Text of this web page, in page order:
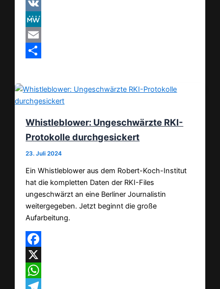
Pinterest
VK
MeWe
Email
Whistleblower: Ungeschwärzte RKI-
Protokolle durchgesickert
23. Juli 2024
Ein Whistleblower aus dem Robert-Koch-Institut
hat die kompletten Daten der RKI-Files
ungeschwärzt an eine Berliner Journalistin
weitergegeben. Jetzt beginnt die große
Aufarbeitung.
Facebook
X
WhatsApp